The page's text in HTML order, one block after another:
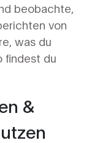
beobachte,
von
was du
findest du
&